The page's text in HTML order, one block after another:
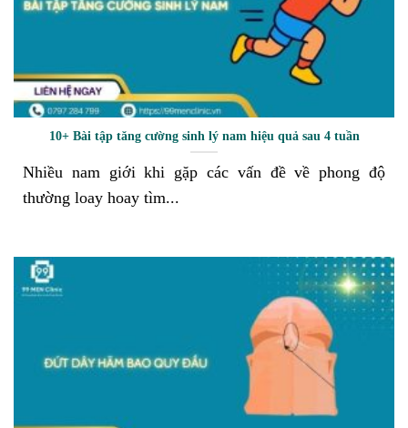
10+ Bài tập tăng cường sinh lý nam hiệu quả sau 4 tuần
Nhiều nam giới khi gặp các vấn đề về phong độ
thường loay hoay tìm...